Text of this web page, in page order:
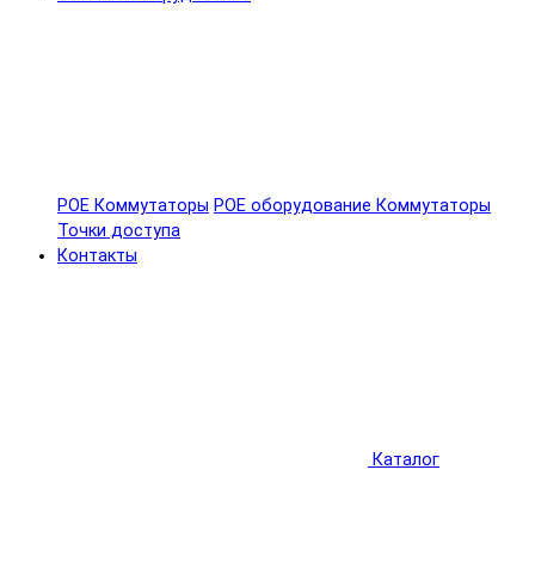
POE Коммутаторы POE оборудование Коммутаторы
Точки доступа
Контакты
Каталог